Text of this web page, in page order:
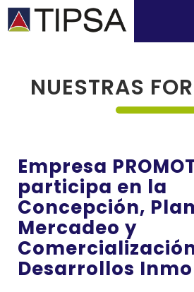
NUESTRAS
Empresa
participa en la
Concepción,
Mercadeo y
Desarrollos